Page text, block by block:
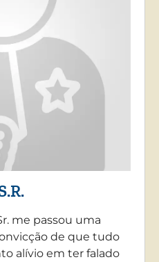
me passou uma
de que tudo
alívio em ter falado